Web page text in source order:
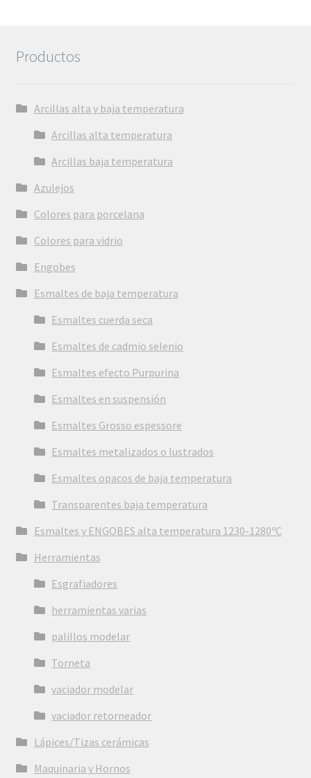
Productos
Arcillas alta y baja temperatura
Arcillas alta temperatura
Arcillas baja temperatura
Azulejos
Colores para porcelana
Colores para vidrio
Engobes
Esmaltes de baja temperatura
Esmaltes cuerda seca
Esmaltes de cadmio selenio
Esmaltes efecto Purpurina
Esmaltes en suspensión
Esmaltes Grosso espessore
Esmaltes metalizados o lustrados
Esmaltes opacos de baja temperatura
Transparentes baja temperatura
Esmaltes y ENGOBES alta temperatura 1230-1280ºC
Herramientas
Esgrafiadores
herramientas varias
palillos modelar
Torneta
vaciador modelar
vaciador retorneador
Lápices/Tizas cerámicas
Maquinaria y Hornos